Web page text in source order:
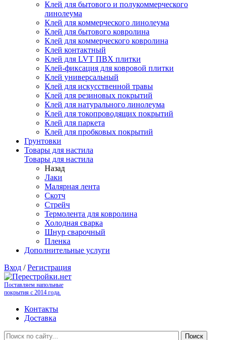
Клей для бытового и полукоммерческого
линолеума
Клей для коммерческого линолеума
Клей для бытового ковролина
Клей для коммерческого ковролина
Клей контактный
Клей для LVT ПВХ плитки
Клей-фиксация для ковровой плитки
Клей универсальный
Клей для искусственной травы
Клей для резиновых покрытий
Клей для натурального линолеума
Клей для токопроводящих покрытий
Клей для паркета
Клей для пробковых покрытий
Грунтовки
Товары для настила
Товары для настила
Назад
Лаки
Малярная лента
Скотч
Стрейч
Термолента для ковролина
Холодная сварка
Шнур сварочный
Пленка
Дополнительные услуги
Вход /Регистрация
Поставляем напольные
покрытия с 2014 года.
Контакты
Доставка